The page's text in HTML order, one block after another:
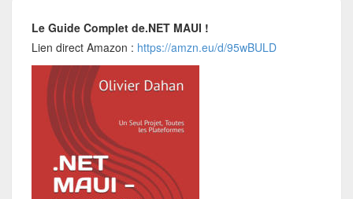
Le Guide Complet de.NET MAUI !
Lien direct Amazon : https://amzn.eu/d/95wBULD